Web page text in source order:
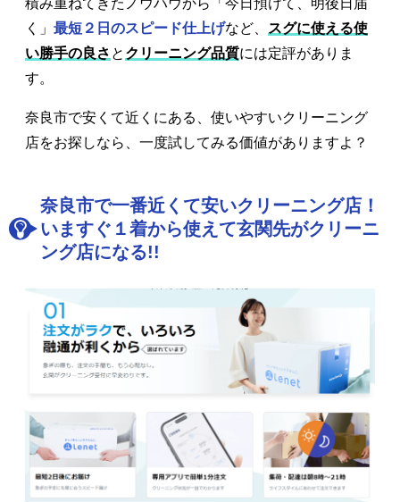
積み重ねてきたノウハウから「今日預けて、明後日届
く」 最短２日のスピード仕上げなど、
スグに使える使
い勝手の良さ と クリーニング品質には定評がありま
す。
奈良市で安くて近くにある、使いやすいクリーニング
店をお探しなら、一度試してみる価値がありますよ？
奈良市で一番近くて安いクリーニング店！
いますぐ１着から使えて玄関先がクリーニ
ング店になる!!